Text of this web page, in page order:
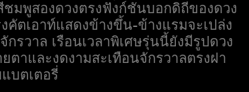
มพูสองดวงตรงฟังก์ชันบอกดิถีของดวง
ตเอาท์แสดงข้างขึ้น-ข้างแรมจะเปล่ง
รวาล เรือนเวลาพิเศษรุ่นนี้ยังมีรูปดวง
าและงดงามสะเทือนจักรวาลตรงฝา
บตเตอรี่